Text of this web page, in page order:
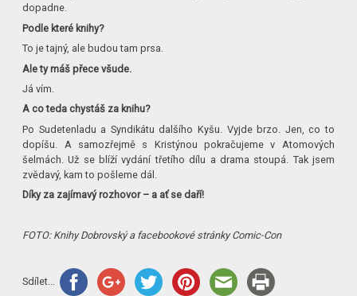
dopadne.
Podle které knihy?
To je tajný, ale budou tam prsa.
Ale ty máš přece všude.
Já vím.
A co teda chystáš za knihu?
Po Sudetenladu a Syndikátu dalšího Kyšu. Vyjde brzo. Jen, co to
dopíšu. A samozřejmě s Kristýnou pokračujeme v Atomových
šelmách. Už se blíží vydání třetího dílu a drama stoupá. Tak jsem
zvědavý, kam to pošleme dál.
Díky za zajímavý rozhovor – a ať se daří!
FOTO: Knihy Dobrovský a facebookové stránky Comic-Con
Sdílet...